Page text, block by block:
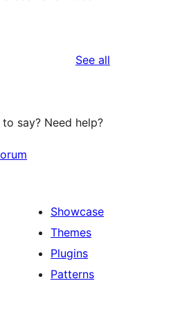
See all
say? Need help?
Showcase
Themes
Plugins
Patterns